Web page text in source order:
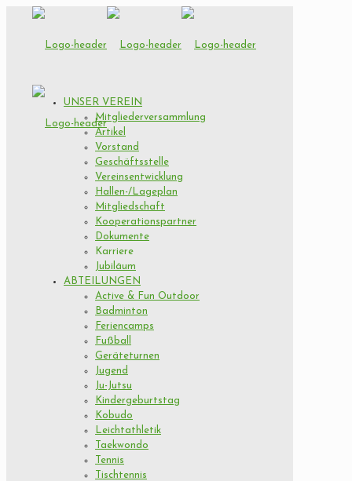
UNSER VEREIN
Mitgliederversammlung
Artikel
Vorstand
Geschäftsstelle
Vereinsentwicklung
Hallen-/Lageplan
Mitgliedschaft
Kooperationspartner
Dokumente
Karriere
Jubiläum
ABTEILUNGEN
Active & Fun Outdoor
Badminton
Feriencamps
Fußball
Geräteturnen
Jugend
Ju-Jutsu
Kindergeburtstag
Kobudo
Leichtathletik
Taekwondo
Tennis
Tischtennis